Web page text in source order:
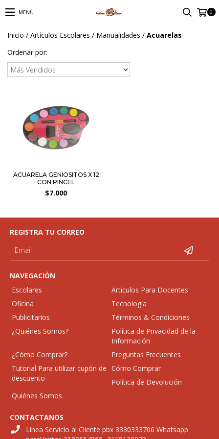
MENÚ 0
Inicio / Artículos Escolares / Manualidades / Acuarelas
Ordenar por:
ACUARELA GENIOSITOS X 12
CON PINCEL
$7.000
REGISTRA TU CORREO
NAVEGACIÓN
Escolares
Articulos Para Docentes
Oficina
Tecnología
Publicitarios
Términos & Condiciones
¿Quiénes Somos?
Política de Privacidad de la
Información
¿Cómo Comprar?
Preguntas Frecuentes
Tutorial Para utilizar cupón de
descuento
Cómo Comprar
Política de Devolución
Quiénes Somos
CONTACTANOS
Línea Servicio al Cliente pbx 3330333706 Whatsapp